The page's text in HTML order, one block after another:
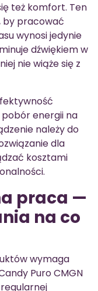
też komfort. Ten
by pracować
wynosi jedynie
dźwiękiem w
nie wiąże się z
energii na
należy do
dla
kosztami
praca —
na co
wymaga
Puro CMGN